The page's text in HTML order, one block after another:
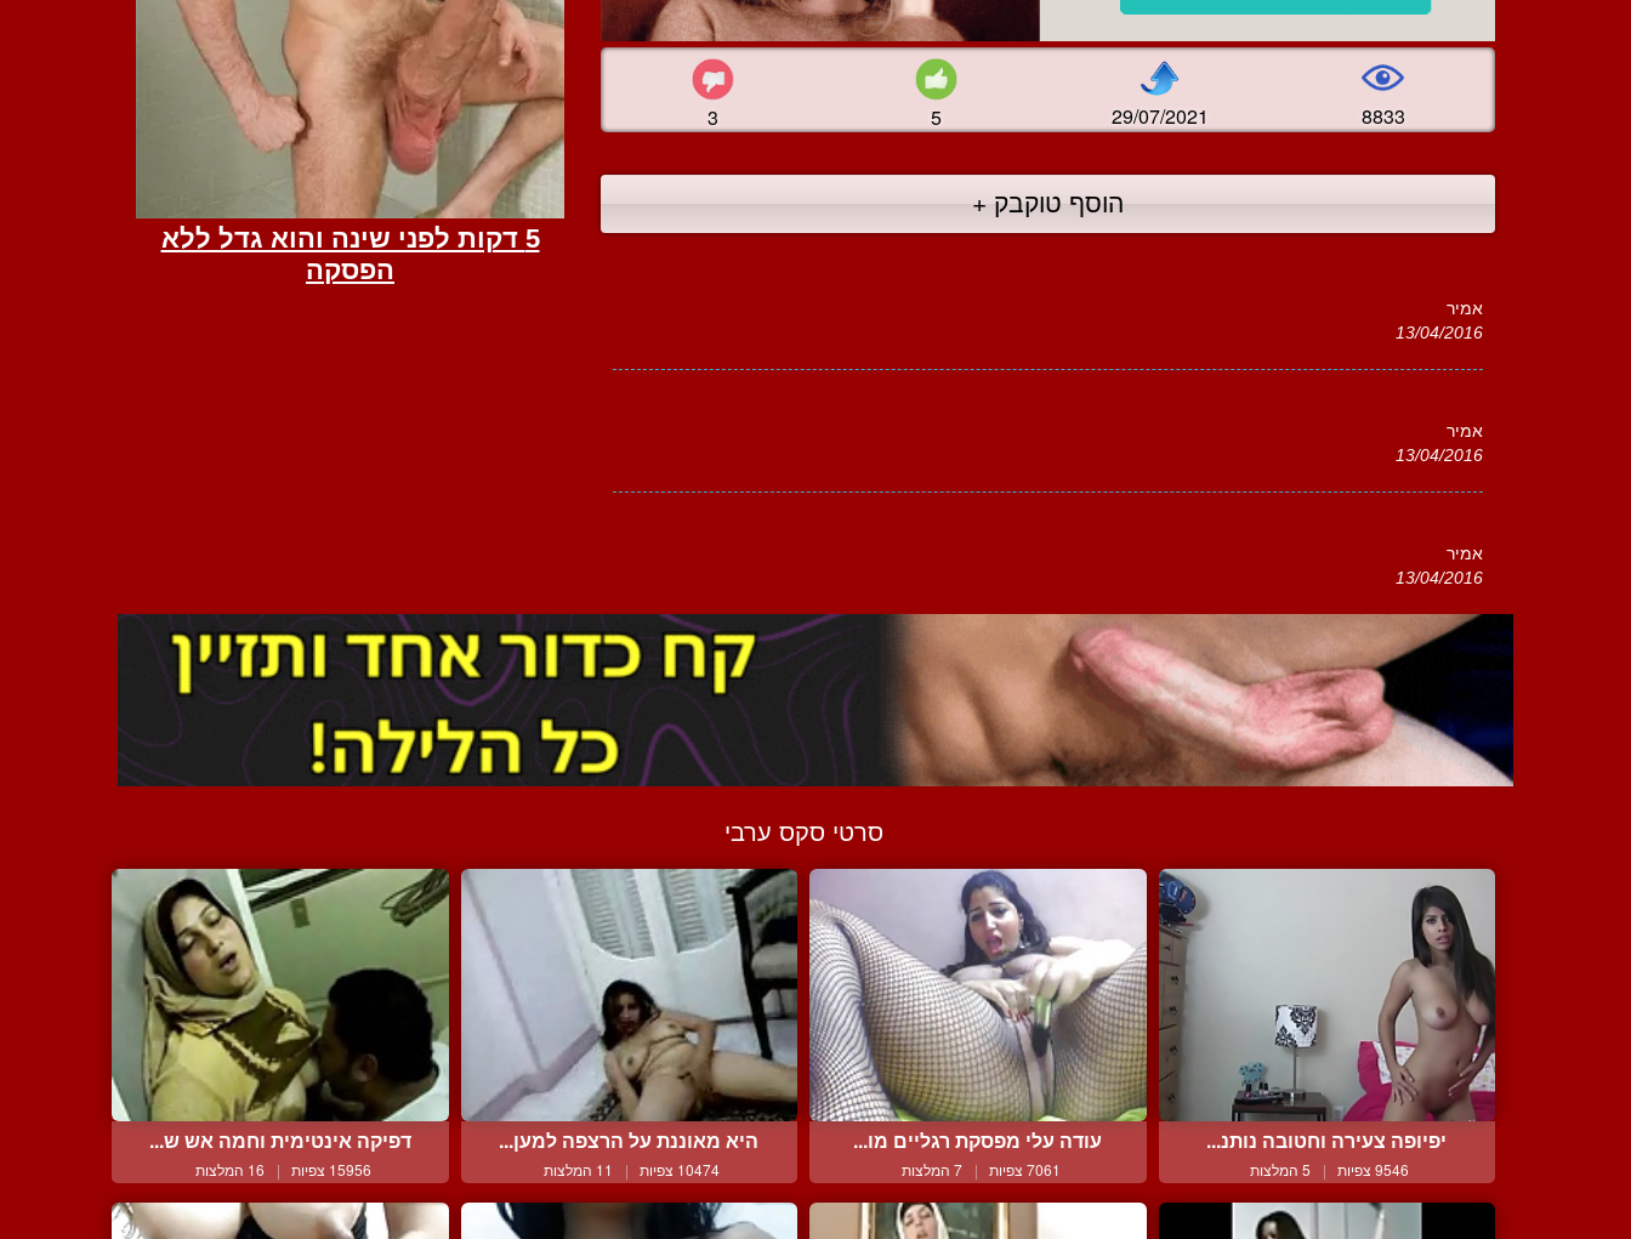
3 5 29/07/2021 8833
הוסף טוקבק +
אמיר
13/04/2016
אמיר
13/04/2016
אמיר
13/04/2016
סרטי סקס ערבי
יפיופה צעירה וחטובה נותנ...
9546 צפיות | 5 המלצות
עודה עלי מפסקת רגליים מו...
7061 צפיות | 7 המלצות
היא מאוננת על הרצפה למען...
10474 צפיות | 11 המלצות
דפיקה אינטימית וחמה אש ש...
15956 צפיות | 16 המלצות